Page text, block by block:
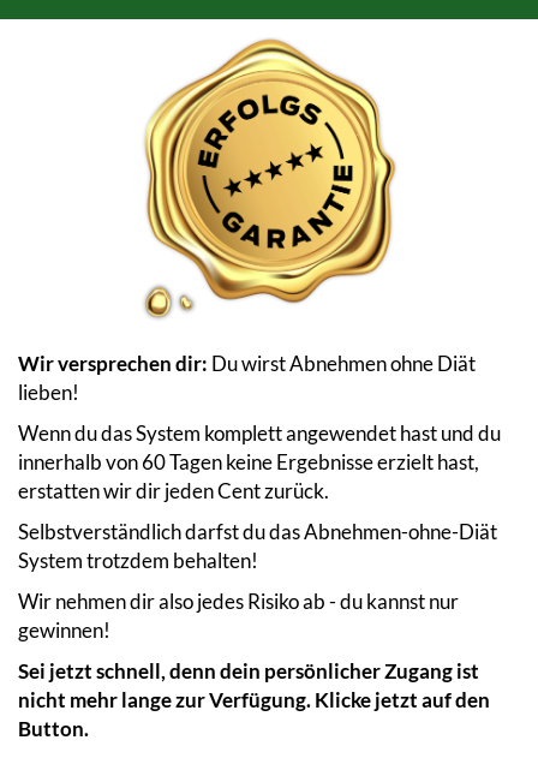
Wir versprechen dir: Du wirst Abnehmen ohne Diät
lieben!
Wenn du das System komplett angewendet hast und du
innerhalb von 60 Tagen keine Ergebnisse erzielt hast,
erstatten wir dir jeden Cent zurück.
Selbstverständlich darfst du das Abnehmen-ohne-Diät
System trotzdem behalten!
Wir nehmen dir also jedes Risiko ab - du kannst nur
gewinnen!
Sei jetzt schnell, denn dein persönlicher Zugang ist
nicht mehr lange zur Verfügung. Klicke jetzt auf den
Button.